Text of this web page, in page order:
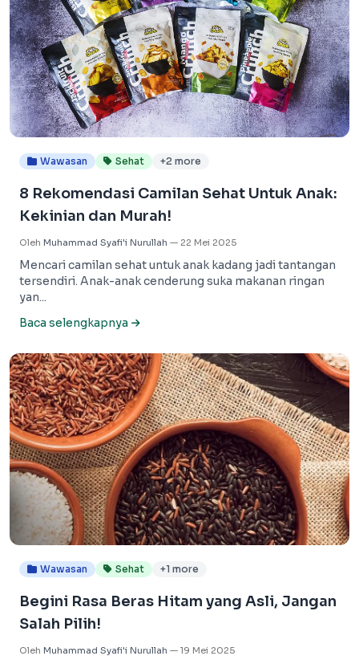
Wawasan Sehat +2 more
8 Rekomendasi Camilan Sehat Untuk Anak:
Kekinian dan Murah!
Oleh Muhammad Syafi'i Nurullah — 22 Mei 2025
Mencari camilan sehat untuk anak kadang jadi tantangan
tersendiri. Anak-anak cenderung suka makanan ringan
yan...
Baca selengkapnya
Wawasan Sehat +1 more
Begini Rasa Beras Hitam yang Asli, Jangan
Salah Pilih!
Oleh Muhammad Syafi'i Nurullah — 19 Mei 2025